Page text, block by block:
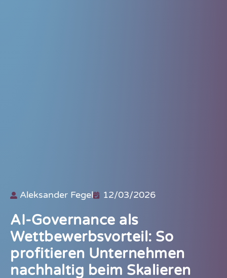
Aleksander Fegel 12/03/2026
AI-Governance als
Wettbewerbsvorteil: So
profitieren Unternehmen
nachhaltig beim Skalieren